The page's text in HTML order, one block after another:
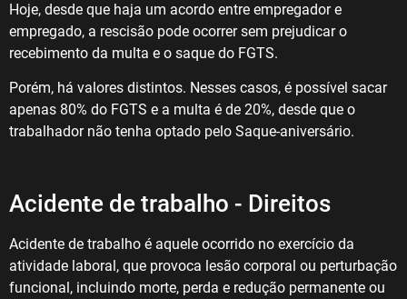
Hoje, desde que haja um acordo entre empregador e
empregado, a rescisão pode ocorrer sem prejudicar o
recebimento da multa e o saque do FGTS.
Porém, há valores distintos. Nesses casos, é possível sacar
apenas 80% do FGTS e a multa é de 20%, desde que o
trabalhador não tenha optado pelo Saque-aniversário.
Acidente de trabalho - Direitos
Acidente de trabalho é aquele ocorrido no exercício da
atividade laboral, que provoca lesão corporal ou perturbação
funcional, incluindo morte, perda e redução permanente ou